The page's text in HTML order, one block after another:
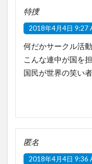
特捜
2018年4月4日 9:27
何だかサークル活
こんな連中が国を
国民が世界の笑い者
匿名
2018年4月4日 9:36